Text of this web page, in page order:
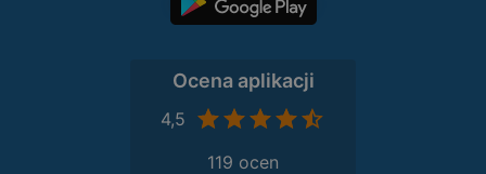
Ocena aplikacji
4,5
119 ocen